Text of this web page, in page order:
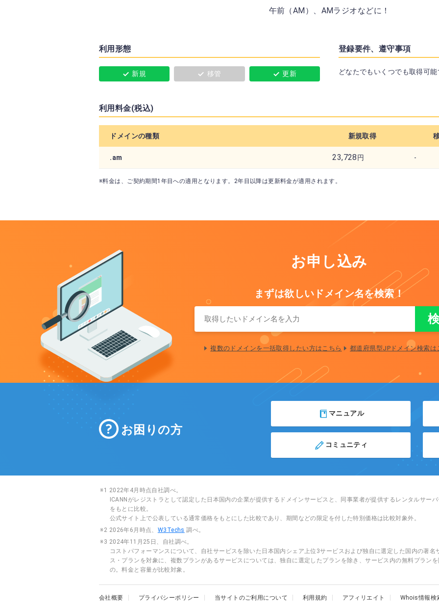
午前（AM）、AMラジオなどに！
利用形態
新規 移管 更新
登録要件、遵守事項
どなたでもいくつでも取得可
利用料金(税込)
ドメインの種類 新規取得
.am 23,728円 -
※料金は、ご契約期間1年目への適用となります。2年目以降は更新料金が適用されます。
お申し込み
まずは欲しいドメイン名を検索！
複数のドメインを一括取得したい方はこちら 都道府県型JPドメイン検索は
お困りの方
マニュアル
コミュニティ
※1 2022年4月時点自社調べ。
ICANNがレジストラとして認定した日本国内の企業が提供するドメインサービスと、同事業者が提供するレンタルサー
をもとに比較。
公式サイト上で公表している通常価格をもとにした比較であり、期間などの限定を付した特別価格は比較対象外。
※2 2026年6月時点、 W3Techs 調べ。
※3 2024年11月25日、自社調べ。
コストパフォーマンスについて、自社サービスを除いた日本国内シェア上位3サービスおよび独自に選定した国内の著
ス・プランを対象に、複数プランがあるサービスについては、独自に選定したプランを除き、サービス内の無料プラン
の。料金と容量が比較対象。
会社概要 プライバシーポリシー 当サイトのご利用について 利用規約 アフィリエイト Whois情報検